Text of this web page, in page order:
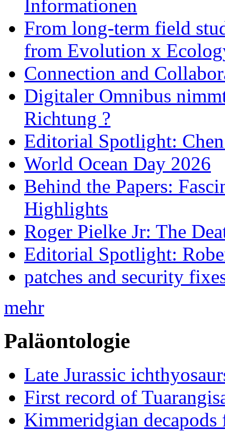
Informationen
From long-term field
from Evolution x
Connection and
Digitaler Omnibus
Richtung ?
Editorial Spotlight:
World Ocean Day 2026
Behind the Papers:
Highlights
Roger Pielke Jr: The
Editorial Spotlight:
patches and security
mehr
Paläontologie
Late Jurassic
First record of
Kimmeridgian